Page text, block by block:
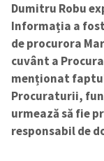
Dumitru Robu
Informația a
de procurora
cuvânt a
menționat
Procuraturii,
urmează să fie
responsabil de